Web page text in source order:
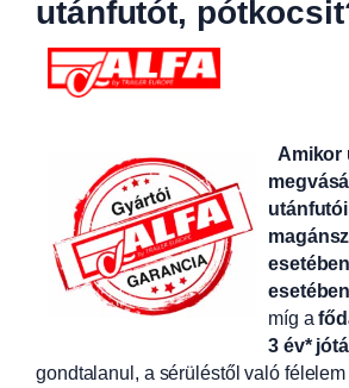
utánfutót,
Amikor
míg a
3 év*
gondtalanul, a sérüléstől való félelem